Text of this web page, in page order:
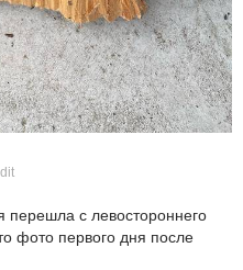
перешла с левостороннего
фото первого дня после